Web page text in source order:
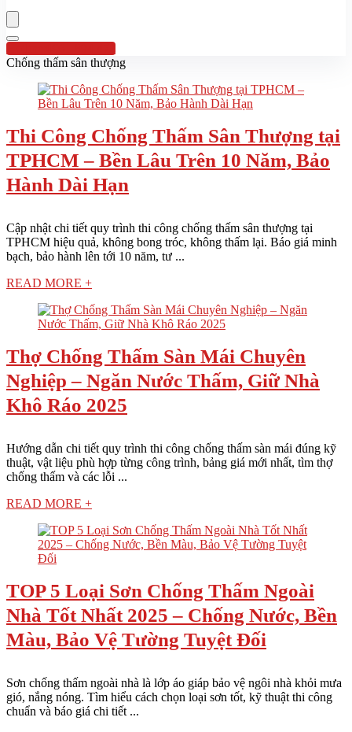
Hotline:0961 894 472
Chống thấm sân thượng
Thi Công Chống Thấm Sân Thượng tại
TPHCM – Bền Lâu Trên 10 Năm, Bảo
Hành Dài Hạn
Cập nhật chi tiết quy trình thi công chống thấm sân thượng tại
TPHCM hiệu quả, không bong tróc, không thấm lại. Báo giá minh
bạch, bảo hành lên tới 10 năm, tư ...
READ MORE +
Thợ Chống Thấm Sàn Mái Chuyên
Nghiệp – Ngăn Nước Thấm, Giữ Nhà
Khô Ráo 2025
Hướng dẫn chi tiết quy trình thi công chống thấm sàn mái đúng kỹ
thuật, vật liệu phù hợp từng công trình, bảng giá mới nhất, tìm thợ
chống thấm và các lỗi ...
READ MORE +
TOP 5 Loại Sơn Chống Thấm Ngoài
Nhà Tốt Nhất 2025 – Chống Nước, Bền
Màu, Bảo Vệ Tường Tuyệt Đối
Sơn chống thấm ngoài nhà là lớp áo giáp bảo vệ ngôi nhà khỏi mưa
gió, nắng nóng. Tìm hiểu cách chọn loại sơn tốt, kỹ thuật thi công
chuẩn và báo giá chi tiết ...